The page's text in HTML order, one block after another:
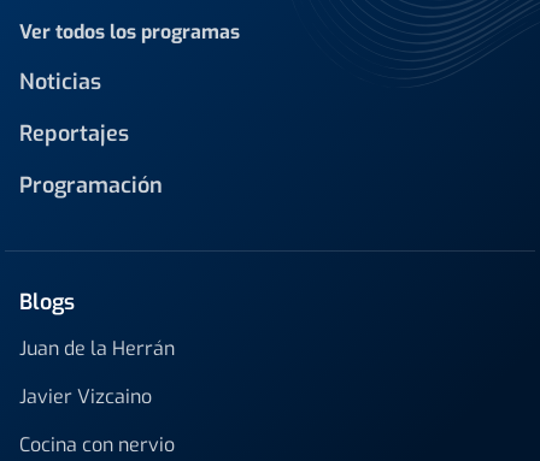
Ver todos los programas
Noticias
Reportajes
Programación
Blogs
Juan de la Herrán
Javier Vizcaino
Cocina con nervio